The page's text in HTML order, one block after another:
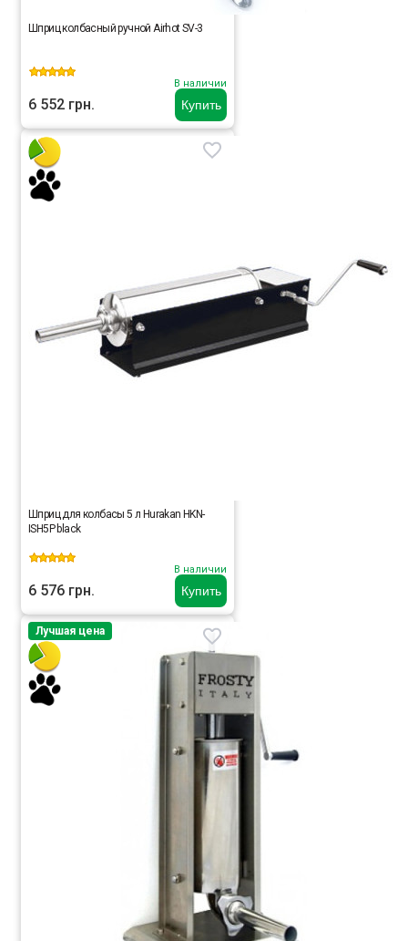
Купить
Шприц колбасный ручной Airhot SV-3
В наличии
6 552 грн.
Купить
Шприц для колбасы 5 л Hurakan HKN-
ISH5P black
В наличии
6 576 грн.
Лучшая цена